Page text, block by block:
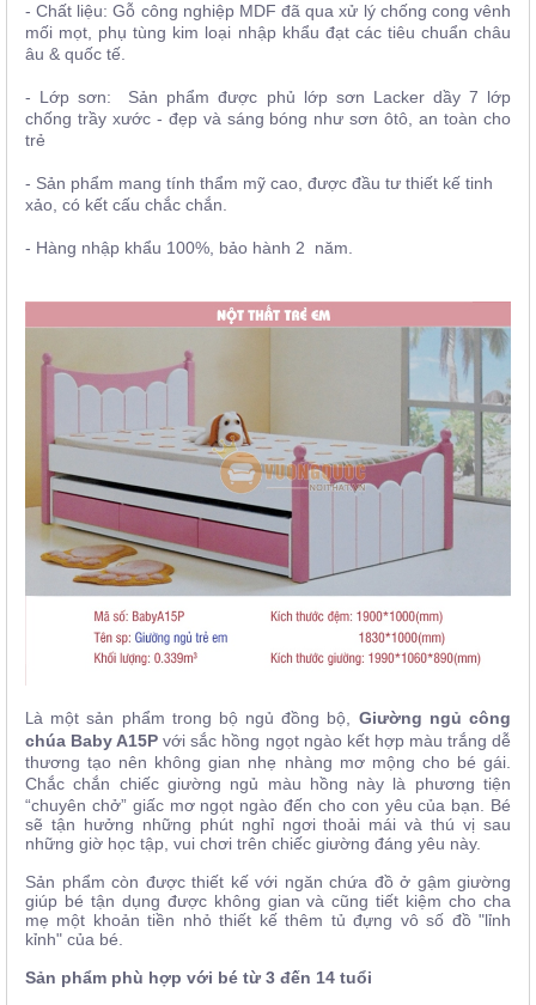
- Chất liệu: Gỗ công nghiệp MDF đã qua xử lý chống cong vênh
mối mọt, phụ tùng kim loại nhập khẩu đạt các tiêu chuẩn châu
âu & quốc tế.
- Lớp sơn: Sản phẩm được phủ lớp sơn Lacker dầy 7 lớp
chống trầy xước - đẹp và sáng bóng như sơn ôtô, an toàn cho
trẻ
- Sản phẩm mang tính thẩm mỹ cao, được đầu tư thiết kế tinh
xảo, có kết cấu chắc chắn.
- Hàng nhập khẩu 100%, bảo hành 2 năm.
L à một sản phẩm trong bộ ngủ đồng bộ, Giường ngủ công
chúa Baby A15P với sắc hồng ngọt ngào kết hợp màu trắng dễ
thương tạo nên không gian nhẹ nhàng mơ mộng cho bé gái.
Chắc chắn chiếc giường ngủ màu hồng này là phương tiện
“chuyên chở” giấc mơ ngọt ngào đến cho con yêu của bạn. Bé
sẽ tận hưởng những phút nghỉ ngơi thoải mái và thú vị sau
những giờ học tập, vui chơi trên chiếc giường đáng yêu này.
Sản phẩm còn được thiết kế với ngăn chứa đồ ở gậm giường
giúp bé tận dụng được không gian và cũng tiết kiệm cho cha
mẹ một khoản tiền nhỏ thiết kế thêm tủ đựng vô số đồ "lỉnh
kỉnh" của bé.
Sản phẩm phù hợp với bé từ 3 đến 14 tuổi